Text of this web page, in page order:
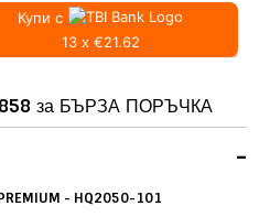
Купи с
13 x €21.62
за БЪРЗА ПОРЪЧКА
-
- HQ2050-101